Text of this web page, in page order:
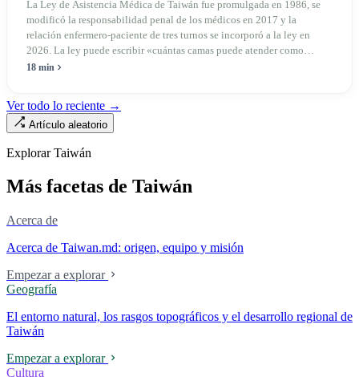
el mercado
La Ley de Asistencia Médica de Taiwán fue promulgada en 1986, se
modificó la responsabilidad penal de los médicos en 2017 y la
relación enfermero-paciente de tres turnos se incorporó a la ley en
2026. La ley puede escribir «cuántas camas puede atender como
máximo una enfermera», pero no puede escribir «si existe esa
Ley de Médicos, es la ley raíz sobre cómo existe la institución del
«hospital» en Taiwán, y la tensión sin resolver durante cuarenta años
mercado.
18 min
Ver todo lo reciente →
Artículo aleatorio
Explorar Taiwán
Más facetas de Taiwán
Acerca de
Acerca de Taiwan.md: origen, equipo y misión
Empezar a explorar
Geografía
El entorno natural, los rasgos topográficos y el desarrollo regional de
Taiwán
Empezar a explorar
Cultura